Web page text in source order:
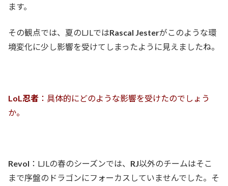
ます。
その観点では、夏のLJLではRascal Jesterがこのような環
境変化に少し影響を受けてしまったように見えましたね。
LoL忍者 ：具体的にどのような影響を受けたのでしょう
か。
Revol ：LJLの春のシーズンでは、 RJ以外のチームはそこ
まで序盤のドラゴンにフォーカスしていませんでした。そ